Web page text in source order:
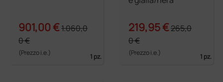
901,00 €1.060,0
0 €
(Prezzo i.e.) 1 pz.
219,95 €265,0
0 €
(Prezzo i.e.) 1 pz.